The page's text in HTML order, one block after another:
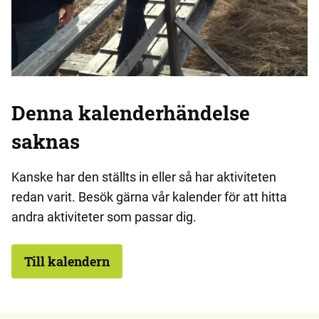
Denna kalenderhändelse
saknas
Kanske har den ställts in eller så har aktiviteten
redan varit. Besök gärna vår kalender för att hitta
andra aktiviteter som passar dig.
Till kalendern